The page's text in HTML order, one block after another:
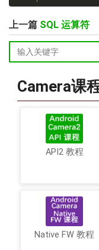
上一篇 SQL 运算符
Camera课
API2 教程
Native FW 教程